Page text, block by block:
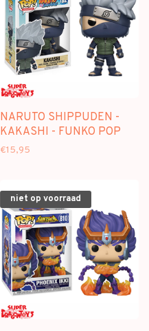
NARUTO SHIPPUDEN -
KAKASHI - FUNKO POP
€15,95
niet op voorraad